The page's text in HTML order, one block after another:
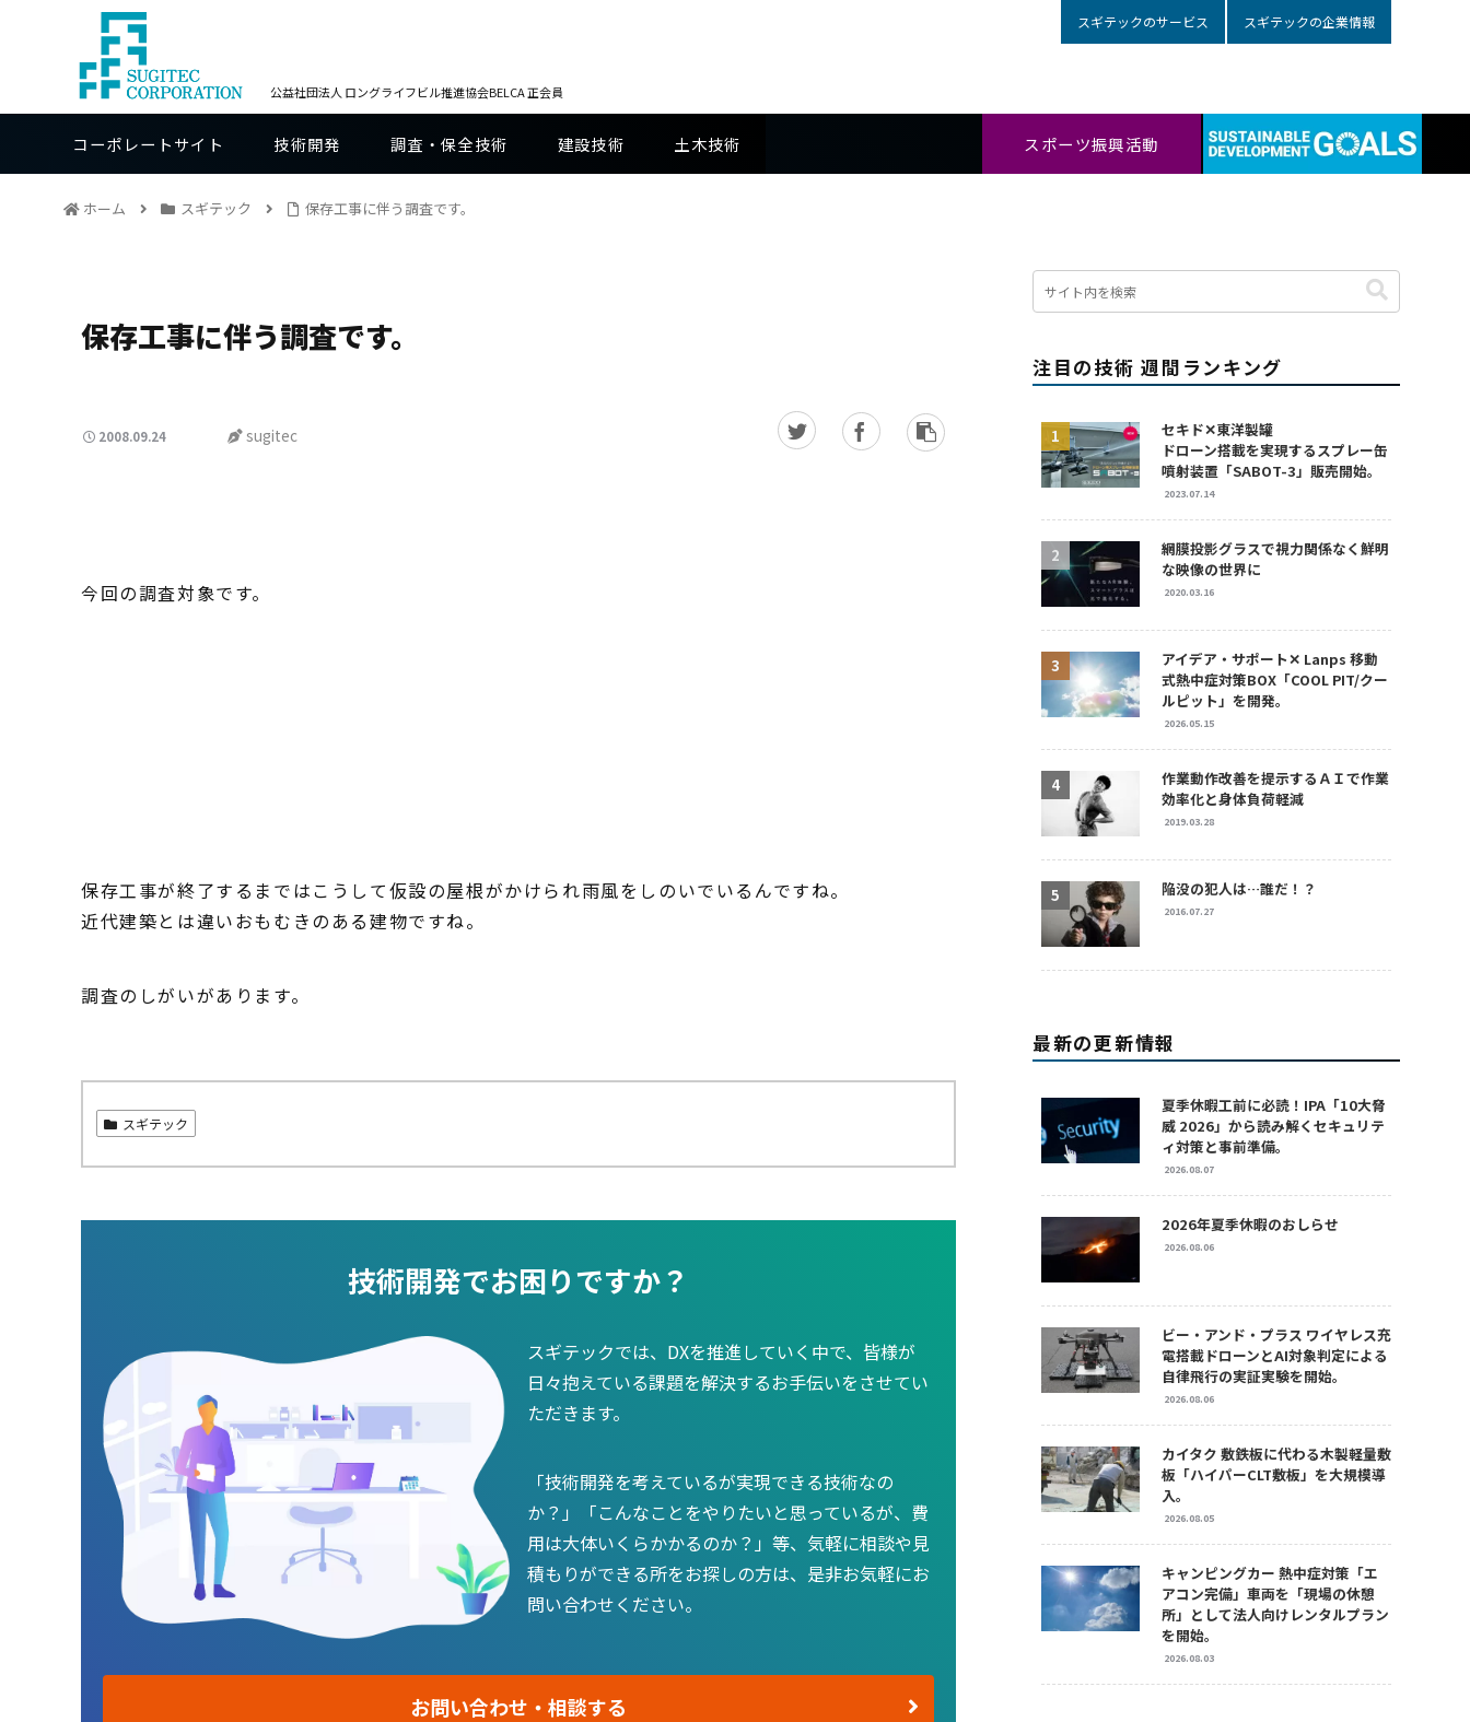
公益社団法人 ロングライフビル推進協会BELCA 正会員
スギテックのサービス スギテックの企業情報
コーポレートサイト 技術開発 調査・保全技術 建設技術 土木技術 スポーツ振興活動
ホーム スギテック 保存工事に伴う調査です。
保存工事に伴う調査です。
2008.09.24 sugitec
今回の調査対象です。
保存工事が終了するまではこうして仮設の屋根がかけられ雨風をしのいでいるんですね。
近代建築とは違いおもむきのある建物ですね。
調査のしがいがあります。
スギテック
技術開発でお困りですか？
スギテックでは、DXを推進していく中で、皆様が
日々抱えている課題を解決するお手伝いをさせてい
ただきます。
「技術開発を考えているが実現できる技術なの
か？」「こんなことをやりたいと思っているが、費
用は大体いくらかかるのか？」等、気軽に相談や見
積もりができる所をお探しの方は、是非お気軽にお
問い合わせください。
お問い合わせ・相談する
注目の技術 週間ランキング
セキド✕東洋製罐
ドローン搭載を実現するスプレー缶
噴射装置「SABOT-3」販売開始。
2023.07.14
網膜投影グラスで視力関係なく鮮明
な映像の世界に
2020.03.16
アイデア・サポート✕ Lanps 移動
式熱中症対策BOX「COOL PIT/クー
ルピット」を開発。
2026.05.15
作業動作改善を提示するＡＩで作業
効率化と身体負荷軽減
2019.03.28
陥没の犯人は…誰だ！？
2016.07.27
最新の更新情報
夏季休暇工前に必読！IPA「10大脅
威 2026」から読み解くセキュリテ
ィ対策と事前準備。
2026.08.07
2026年夏季休暇のおしらせ
2026.08.06
ビー・アンド・プラス ワイヤレス充
電搭載ドローンとAI対象判定による
自律飛行の実証実験を開始。
2026.08.06
カイタク 敷鉄板に代わる木製軽量敷
板「ハイパーCLT敷板」を大規模導
入。
2026.08.05
キャンピングカー 熱中症対策「エ
アコン完備」車両を「現場の休憩
所」として法人向けレンタルプラン
を開始。
2026.08.03